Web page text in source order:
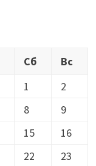
Сб
Вс
1
2
8
9
15
16
22
23